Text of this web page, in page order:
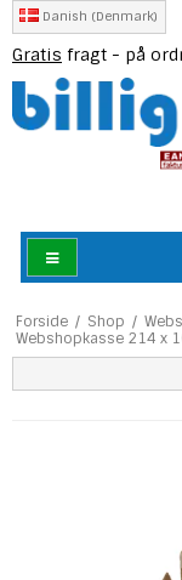
Danish (Denmark)
Gratis fragt - på
Forside / Shop /
Webshopkasse 214 x